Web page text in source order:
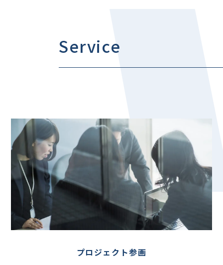
Service
プロジェクト参画